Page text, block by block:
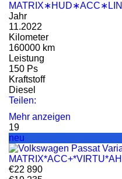
Jahr
11.2022
Kilometer
160000 km
Leistung
150 Ps
Kraftstoff
Diesel
Teilen:
Mehr anzeigen
19
neu
€22 890